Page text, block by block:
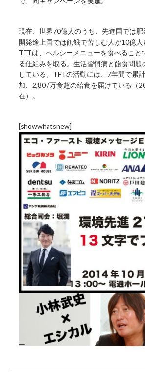
現在、世界70億人のうち、先進国では肥
開発途上国では飢餓で苦しむ人が10億人
TFTは、ヘルシーメニューを食べること
る仕組みを取る。生活習慣病と飽食問題
している。TFTの活動には、7年間で累
加、2,807万食超の給食を届けている（
在）。
[showwhatsnew]